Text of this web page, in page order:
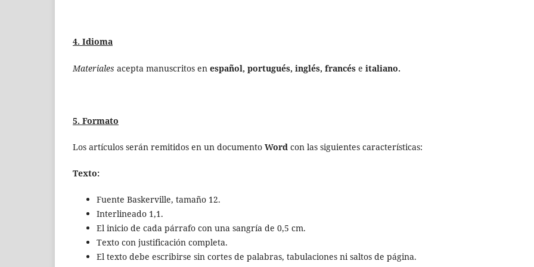
4. Idioma
Materiales acepta manuscritos en español, portugués, inglés, francés e italiano.
5. Formato
Los artículos serán remitidos en un documento Word con las siguientes características:
Texto:
Fuente Baskerville, tamaño 12.
Interlineado 1,1.
El inicio de cada párrafo con una sangría de 0,5 cm.
Texto con justificación completa.
El texto debe escribirse sin cortes de palabras, tabulaciones ni saltos de página.